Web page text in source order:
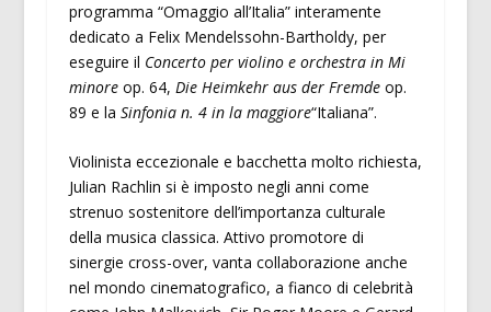
programma “Omaggio all’Italia” interamente
dedicato a Felix Mendelssohn-Bartholdy, per
eseguire il Concerto per violino e orchestra in Mi
minoreop. 64, Die Heimkehr aus der Fremdeop.
89 e la Sinfonia n. 4 in la maggiore“Italiana”.
Violinista eccezionale e bacchetta molto richiesta,
Julian Rachlin si è imposto negli anni come
strenuo sostenitore dell’importanza culturale
della musica classica. Attivo promotore di
sinergie cross-over, vanta collaborazione anche
nel mondo cinematografico, a fianco di celebrità